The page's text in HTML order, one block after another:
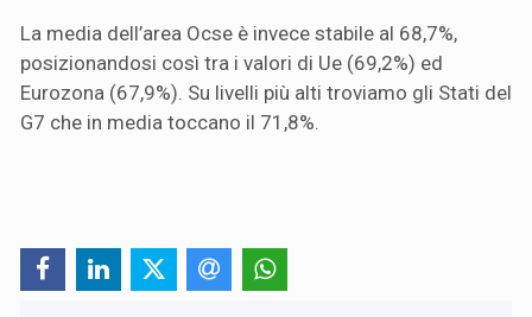
La media dell’area Ocse è invece stabile al 68,7%,
posizionandosi così tra i valori di Ue (69,2%) ed
Eurozona (67,9%). Su livelli più alti troviamo gli Stati del
G7 che in media toccano il 71,8%.